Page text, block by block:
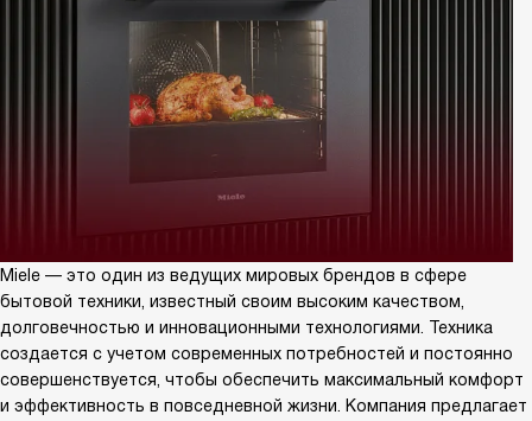
Miele — это один из ведущих мировых брендов в сфере
бытовой техники, известный своим высоким качеством,
долговечностью и инновационными технологиями. Техника
создается с учетом современных потребностей и постоянно
совершенствуется, чтобы обеспечить максимальный комфорт
и эффективность в повседневной жизни. Компания предлагает